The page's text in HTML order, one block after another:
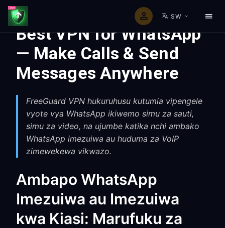
SW
Best VPN for WhatsApp
— Make Calls & Send
Messages Anywhere
FreeGuard VPN hukuruhusu kutumia vipengele
vyote vya WhatsApp ikiwemo simu za sauti,
simu za video, na ujumbe katika nchi ambako
WhatsApp imezuiwa au huduma za VoIP
zimewekewa vikwazo.
Ambapo WhatsApp
Imezuiwa au Imezuiwa
kwa Kiasi: Marufuku za